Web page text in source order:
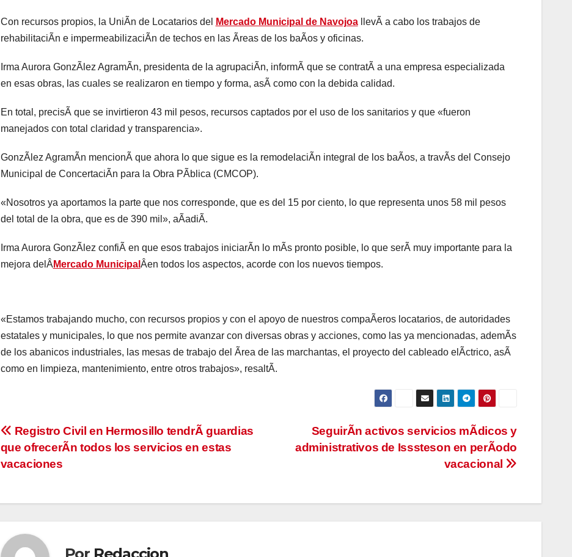
Con recursos propios, la UniÃn de Locatarios del Mercado Municipal de NavojoallevÃ a cabo los trabajos de
rehabilitaciÃn e impermeabilizaciÃn de techos en las Ãreas de los baÃos y oficinas.
Irma Aurora GonzÃlez AgramÃn, presidenta de la agrupaciÃn, informÃ que se contratÃ a una empresa especializada
en esas obras, las cuales se realizaron en tiempo y forma, asÃ como con la debida calidad.
En total, precisÃ que se invirtieron 43 mil pesos, recursos captados por el uso de los sanitarios y que «fueron
manejados con total claridad y transparencia».
GonzÃlez AgramÃn mencionÃ que ahora lo que sigue es la remodelaciÃn integral de los baÃos, a travÃs del Consejo
Municipal de ConcertaciÃn para la Obra PÃblica (CMCOP).
«Nosotros ya aportamos la parte que nos corresponde, que es del 15 por ciento, lo que representa unos 58 mil pesos
del total de la obra, que es de 390 mil», aÃadiÃ.
Irma Aurora GonzÃlez confiÃ en que esos trabajos iniciarÃn lo mÃs pronto posible, lo que serÃ muy importante para la
mejora delÂ Mercado Municipal Âen todos los aspectos, acorde con los nuevos tiempos.
«Estamos trabajando mucho, con recursos propios y con el apoyo de nuestros compaÃeros locatarios, de autoridades
estatales y municipales, lo que nos permite avanzar con diversas obras y acciones, como las ya mencionadas, ademÃs
de los abanicos industriales, las mesas de trabajo del Ãrea de las marchantas, el proyecto del cableado elÃctrico, asÃ
como en limpieza, mantenimiento, entre otros trabajos», resaltÃ.
Navegación
de
SeguirÃn activos servicios mÃdicos y
administrativos de Isssteson en perÃodo
vacacional
Registro Civil en Hermosillo tendrÃ guardias
que ofrecerÃn todos los servicios en estas
vacaciones